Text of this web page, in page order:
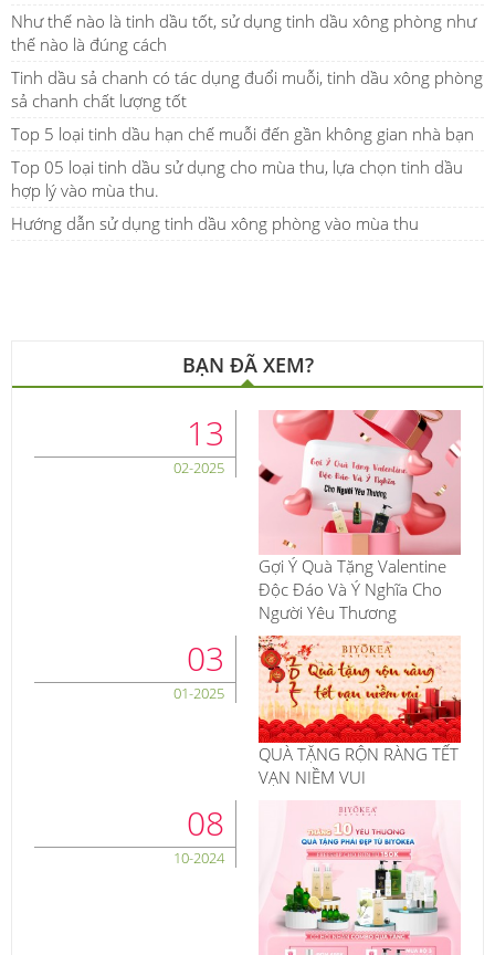
Như thế nào là tinh dầu tốt, sử dụng tinh dầu xông phòng như
thế nào là đúng cách
Tinh dầu sả chanh có tác dụng đuổi muỗi, tinh dầu xông phòng
sả chanh chất lượng tốt
Top 5 loại tinh dầu hạn chế muỗi đến gần không gian nhà bạn
Top 05 loại tinh dầu sử dụng cho mùa thu, lựa chọn tinh dầu
hợp lý vào mùa thu.
Hướng dẫn sử dụng tinh dầu xông phòng vào mùa thu
BẠN ĐÃ XEM?
13
02-2025
Gợi Ý Quà Tặng Valentine
Độc Đáo Và Ý Nghĩa Cho
Người Yêu Thương
03
01-2025
QUÀ TẶNG RỘN RÀNG TẾT
VẠN NIỀM VUI
08
10-2024